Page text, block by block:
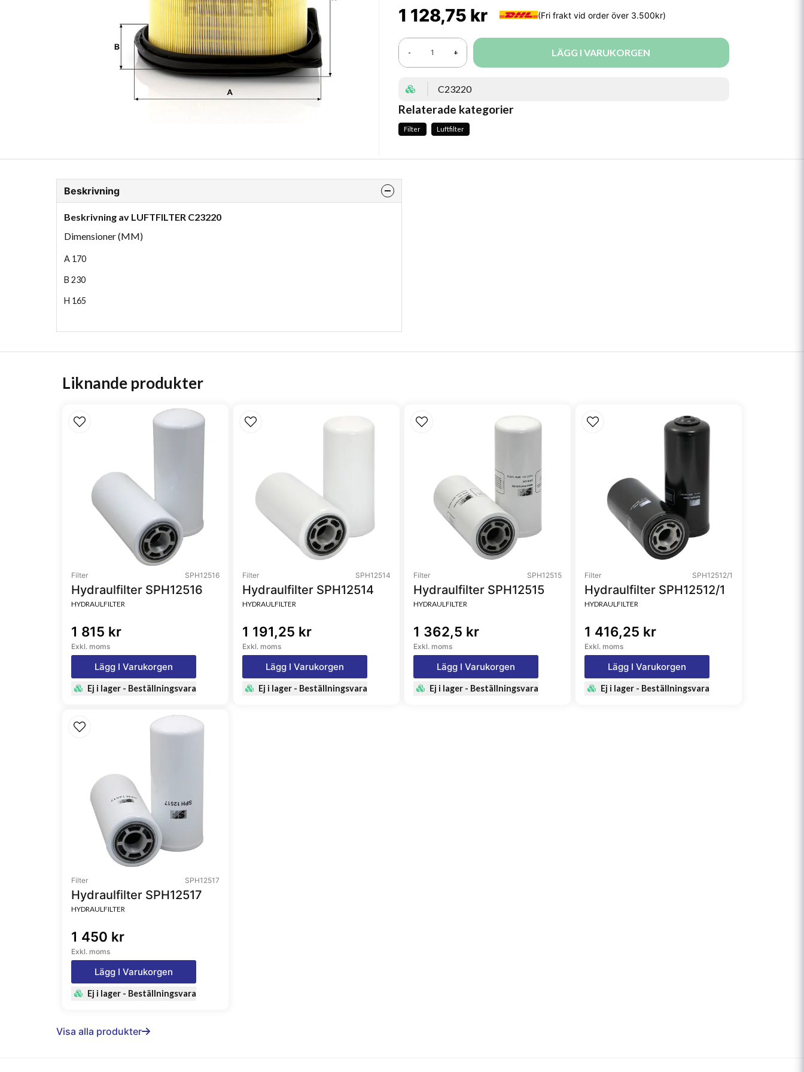
Motorolja tunga fordon
1 128,75 kr
- + LÄGG I VARUKORGEN
C23220
Relaterade kategorier
Filter Luftfilter
Beskrivning
Beskrivning av LUFTFILTER C23220
Dimensioner (MM)
A 170
B 230
H 165
Liknande produkter
Filter SPH12516
Hydraulfilter SPH12516
HYDRAULFILTER
1 815 kr
Exkl. moms
Lägg I Varukorgen
Ej i lager - Beställningsvara
Filter SPH12514
Hydraulfilter SPH12514
HYDRAULFILTER
1 191,25 kr
Exkl. moms
Lägg I Varukorgen
Ej i lager - Beställningsvara
Filter SPH12515
Hydraulfilter SPH12515
HYDRAULFILTER
1 362,5 kr
Exkl. moms
Lägg I Varukorgen
Ej i lager - Beställningsvara
Filter SPH12512/1
Hydraulfilter SPH12512/1
HYDRAULFILTER
1 416,25 kr
Exkl. moms
Lägg I Varukorgen
Ej i lager - Beställningsvara
Filter SPH12517
Hydraulfilter SPH12517
HYDRAULFILTER
1 450 kr
Exkl. moms
Lägg I Varukorgen
Ej i lager - Beställningsvara
Visa alla produkter